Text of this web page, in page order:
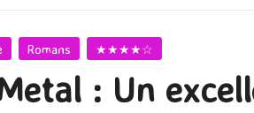
Romans ★★★★☆
: Un